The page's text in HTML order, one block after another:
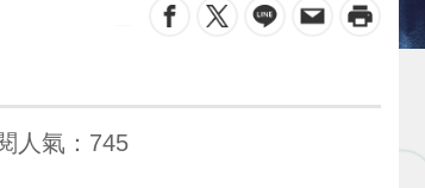
人氣：745